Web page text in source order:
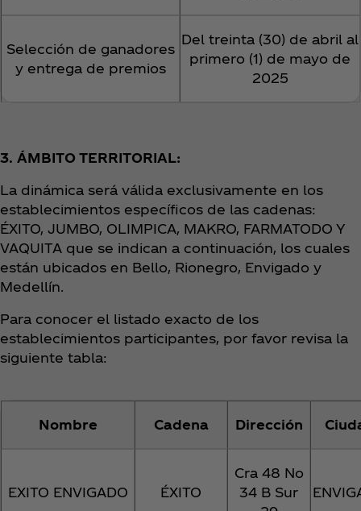
Selección de ganadores
y entrega de premios
Del treinta (30) de abril al
primero (1) de mayo de
2025
3. ÁMBITO TERRITORIAL:
La dinámica será válida exclusivamente en los
establecimientos específicos de las cadenas:
ÉXITO, JUMBO, OLIMPICA, MAKRO, FARMATODO Y
VAQUITA que se indican a continuación, los cuales
están ubicados en Bello, Rionegro, Envigado y
Medellín.
Para conocer el listado exacto de los
establecimientos participantes, por favor revisa la
siguiente tabla:
Nombre Cadena Dirección
EXITO ENVIGADO ÉXITO
Cra 48 No
34 B Sur